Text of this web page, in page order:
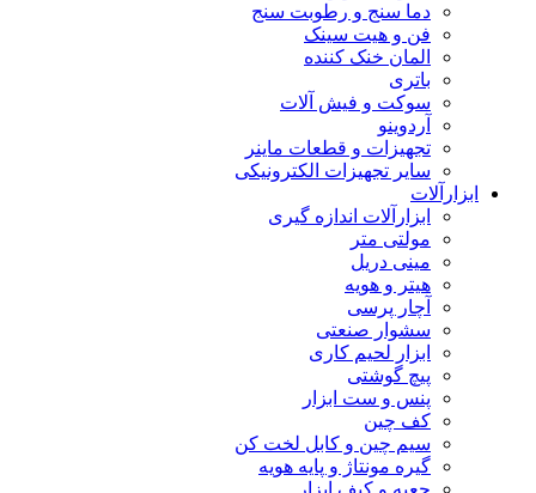
دما سنج و رطوبت سنج
فن و هیت سینک
المان خنک کننده
باتری
سوکت و فیش آلات
آردوینو
تجهیزات و قطعات ماینر
سایر تجهیزات الکترونیکی
ابزارآلات
ابزارآلات اندازه گیری
مولتی متر
مینی دریل
هیتر و هویه
آچار پرسی
سشوار صنعتی
ابزار لحیم کاری
پیچ گوشتی
پنس و ست ابزار
کف چین
سیم چین و کابل لخت کن
گیره مونتاژ و پایه هویه
جعبه و کیف ابزار